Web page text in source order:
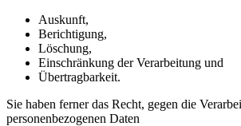
Auskunft,
Berichtigung,
Löschung,
Einschränkung der Verarbeitung und
Übertragbarkeit.
Sie haben ferner das Recht, gegen die
personenbezogenen Daten